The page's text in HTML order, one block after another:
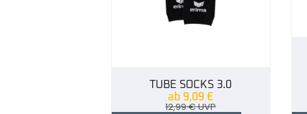
TUBE SOCKS 3.0
ab 9,09€
12,99€UVP